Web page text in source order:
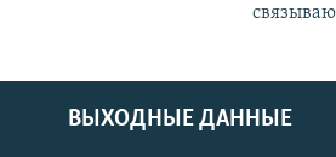
ВЫХОДНЫЕ ДАННЫЕ